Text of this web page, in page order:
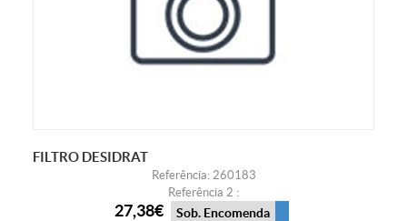
FILTRO DESIDRAT
Referência: 260183
Referência 2 :
27,38€ Sob. Encomenda